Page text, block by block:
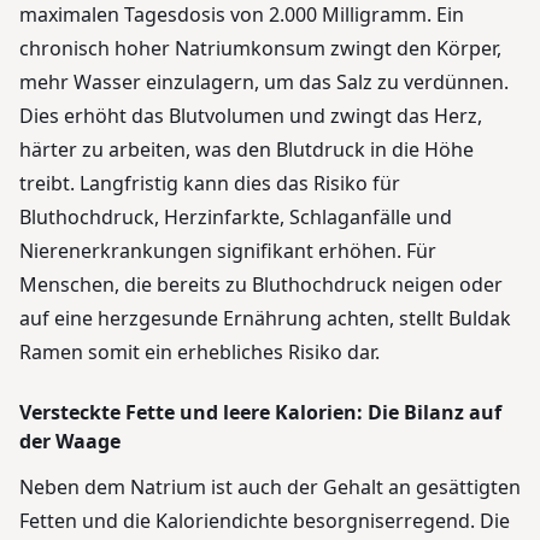
maximalen Tagesdosis von 2.000 Milligramm. Ein
chronisch hoher Natriumkonsum zwingt den Körper,
mehr Wasser einzulagern, um das Salz zu verdünnen.
Dies erhöht das Blutvolumen und zwingt das Herz,
härter zu arbeiten, was den Blutdruck in die Höhe
treibt. Langfristig kann dies das Risiko für
Bluthochdruck, Herzinfarkte, Schlaganfälle und
Nierenerkrankungen signifikant erhöhen. Für
Menschen, die bereits zu Bluthochdruck neigen oder
auf eine herzgesunde Ernährung achten, stellt Buldak
Ramen somit ein erhebliches Risiko dar.
Versteckte Fette und leere Kalorien: Die Bilanz auf
der Waage
Neben dem Natrium ist auch der Gehalt an gesättigten
Fetten und die Kaloriendichte besorgniserregend. Die